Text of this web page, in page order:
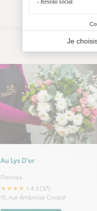
Au Lys D’or
Piennes
★★★★
4.3 (37)
15, rue Ambroise Croizat